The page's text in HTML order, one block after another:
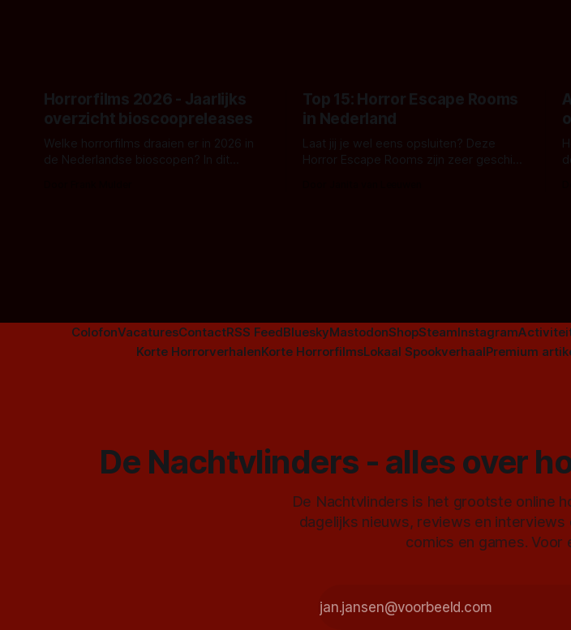
Horrorfilms 2026 - Jaarlijks
overzicht bioscoopreleases
Welke horrorfilms draaien er in 2026 in
de Nederlandse bioscopen? In dit
Top 15: Horror Escape Rooms
in Nederland
Laat jij je wel eens opsluiten? Deze
Horror Escape Rooms zijn zeer geschikt
ColofonVacaturesContactRSS FeedBlueskyMastodonShopSteamInstagram
Korte HorrorverhalenKorte HorrorfilmsLokaal SpookverhaalPremium
De Nachtvlinders - alles over
De Nachtvlinders is het grootste online
dagelijks nieuws, reviews en
comics en games. Voor